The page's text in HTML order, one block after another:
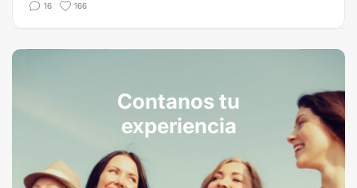
16 166
Contanos tu
experiencia